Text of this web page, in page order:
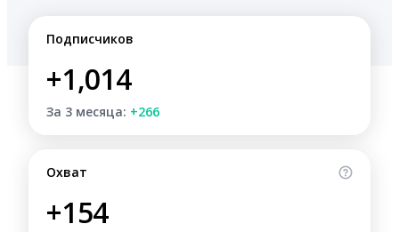
Подписчиков
+1,014
За 3 месяца: +266
Охват
+154